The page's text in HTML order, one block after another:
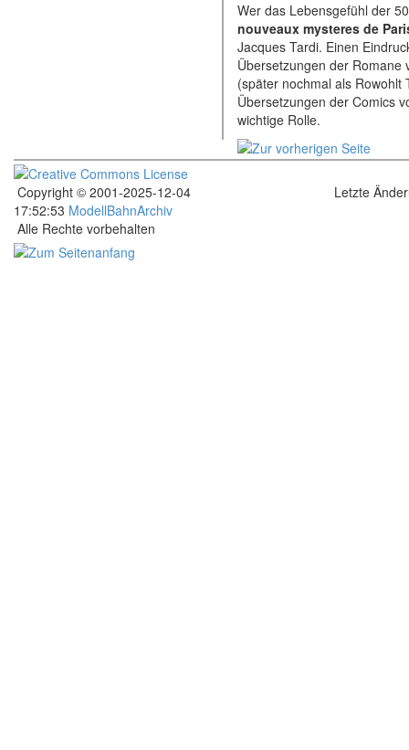
Wer das Lebensgefühl der
nouveaux mysteres de
Jacques Tardi. Einen
Übersetzungen der Romane
(später nochmal als Rowohlt
Übersetzungen der Comics
wichtige Rolle.
Copyright © 2001-2025-12-04
17:52:53 ModellBahnArchiv
Letzte
Alle Rechte vorbehalten